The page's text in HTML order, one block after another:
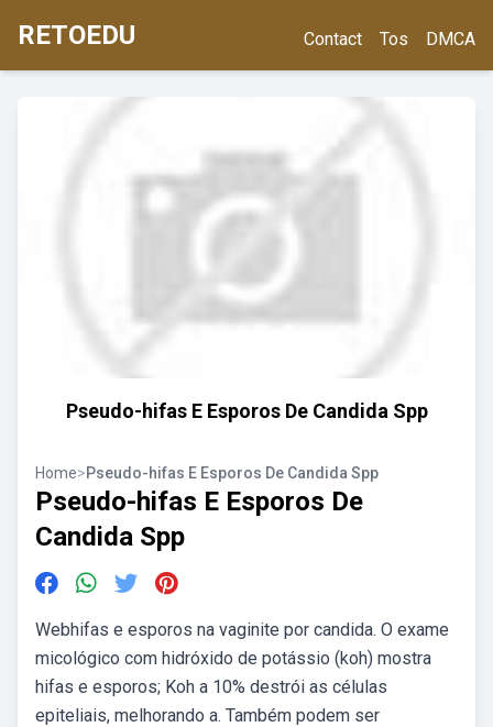
RETOEDU Contact Tos DMCA
Pseudo-hifas E Esporos De Candida Spp
Home>Pseudo-hifas E Esporos De Candida Spp
Pseudo-hifas E Esporos De
Candida Spp
Webhifas e esporos na vaginite por candida. O exame
micológico com hidróxido de potássio (koh) mostra
hifas e esporos; Koh a 10% destrói as células
epiteliais, melhorando a. Também podem ser